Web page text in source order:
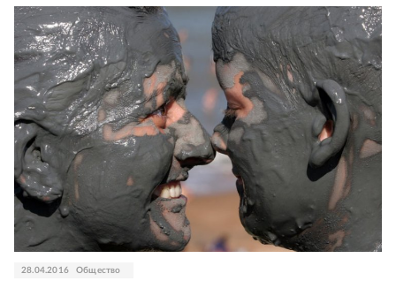
28.04.2016 Общество